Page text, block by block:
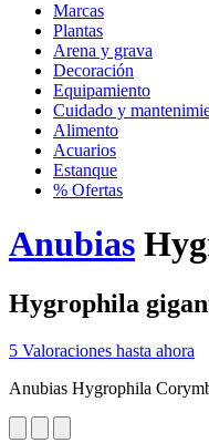
Marcas
Plantas
Arena y grava
Decoración
Equipamiento
Cuidado y
Alimento
Acuarios
Estanque
% Ofertas
Anubias
Hygrophila
5 Valoraciones hasta ahora
Anubias Hygrophila